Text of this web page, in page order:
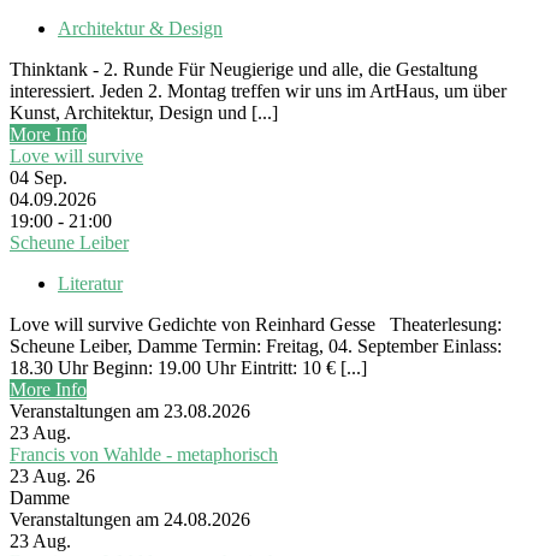
Architektur & Design
Thinktank - 2. Runde Für Neugierige und alle, die Gestaltung
interessiert. Jeden 2. Montag treffen wir uns im ArtHaus, um über
Kunst, Architektur, Design und [...]
More Info
Love will survive
04 Sep.
04.09.2026
19:00 - 21:00
Scheune Leiber
Literatur
Love will survive Gedichte von Reinhard Gesse Theaterlesung:
Scheune Leiber, Damme Termin: Freitag, 04. September Einlass:
18.30 Uhr Beginn: 19.00 Uhr Eintritt: 10 € [...]
More Info
Veranstaltungen am 23.08.2026
23 Aug.
Francis von Wahlde - metaphorisch
23 Aug. 26
Damme
Veranstaltungen am 24.08.2026
23 Aug.